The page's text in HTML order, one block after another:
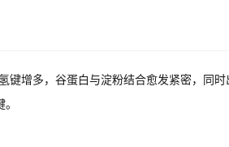
键增多，谷蛋白与淀粉结合愈发紧密，同